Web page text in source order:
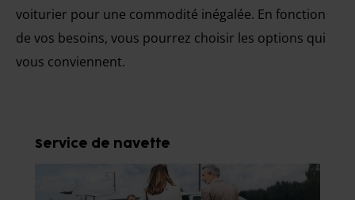
voiturier pour une commodité inégalée. En fonction
de vos besoins, vous pourrez choisir les options qui
vous conviennent.
Service de navette